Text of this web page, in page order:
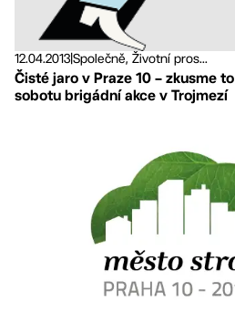
12.04.2013Společně, Životní pros...
Čisté jaro v Praze 10 – zkusme
sobotu brigádní akce v Trojmezí